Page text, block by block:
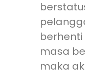
masa
maka